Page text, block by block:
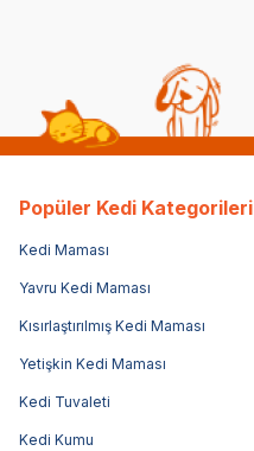
Popüler Kedi Kategorileri
Kedi Maması
Yavru Kedi Maması
Kısırlaştırılmış Kedi Maması
Yetişkin Kedi Maması
Kedi Tuvaleti
Kedi Kumu